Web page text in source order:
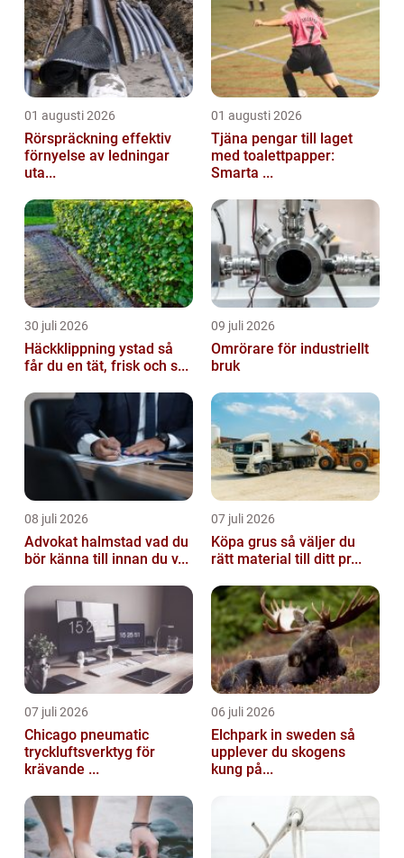
01 augusti 2026
Rörspräckning effektiv
förnyelse av ledningar
uta...
01 augusti 2026
Tjäna pengar till laget
med toalettpapper:
Smarta ...
30 juli 2026
Häckklippning ystad så
får du en tät, frisk och s...
09 juli 2026
Omrörare för industriellt
bruk
08 juli 2026
Advokat halmstad vad du
bör känna till innan du v...
07 juli 2026
Köpa grus så väljer du
rätt material till ditt pr...
07 juli 2026
Chicago pneumatic
tryckluftsverktyg för
krävande ...
06 juli 2026
Elchpark in sweden så
upplever du skogens
kung på...